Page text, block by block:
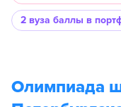
2 вуза баллы в
Олимпиада